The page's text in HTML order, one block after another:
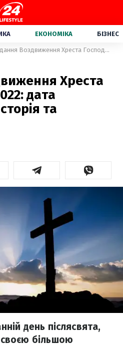
ЕКОНОМІКА БІЗНЕС
Віддання Воздвиження Хреста Господнього 2022: дата святкування, історія та традиції
Хреста
дата
та
день післясвята,
своєю більшою